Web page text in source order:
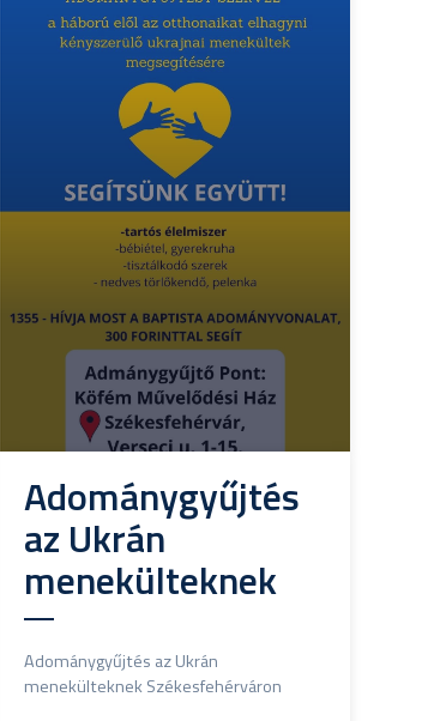
Adománygyűjtés
az Ukrán
menekülteknek
Adománygyűjtés az Ukrán
menekülteknek Székesfehérváron